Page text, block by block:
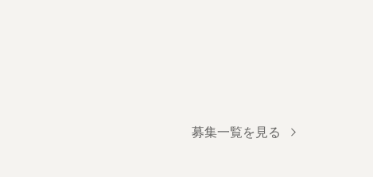
募集一覧を見る